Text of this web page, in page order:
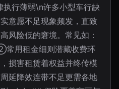
行薄弱\n许多小型车行缺
意愿不足现象频发，直致
风险低的窘境。常见如：
用租金细则潜藏收费环
损害租赁着权益并终传模
延降效连带不足更需各地